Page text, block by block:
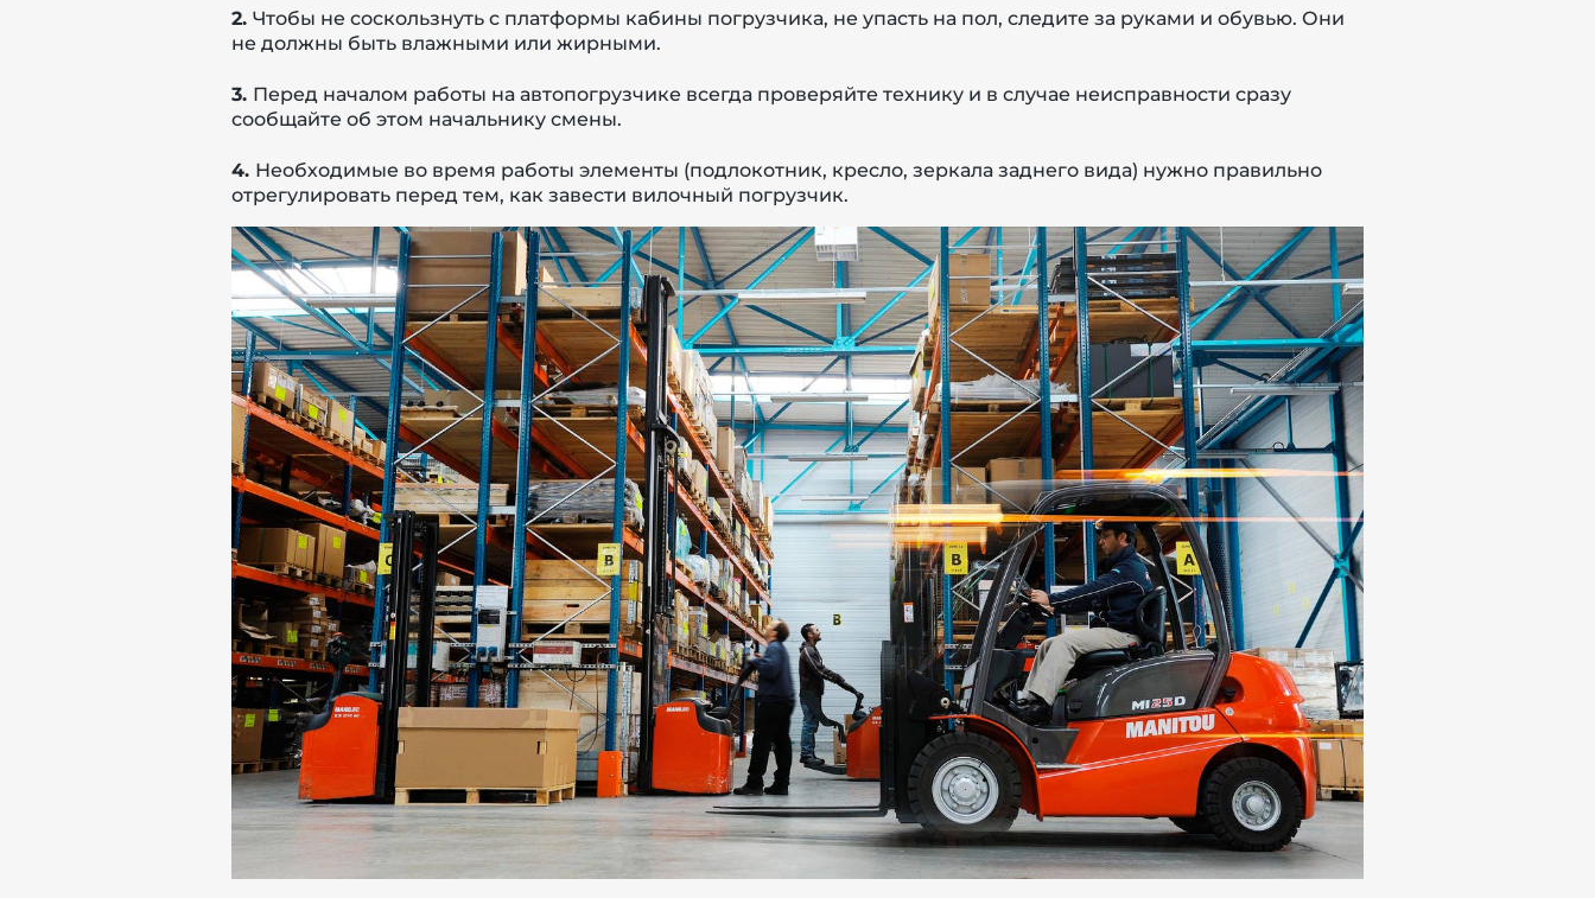
2. Чтобы не соскользнуть с платформы кабины погрузчика, не упасть на пол, следите за руками и обувью. Они
не должны быть влажными или жирными.
3. Перед началом работы на автопогрузчике всегда проверяйте технику и в случае неисправности сразу
сообщайте об этом начальнику смены.
4. Необходимые во время работы элементы (подлокотник, кресло, зеркала заднего вида) нужно правильно
отрегулировать перед тем, как завести вилочный погрузчик.